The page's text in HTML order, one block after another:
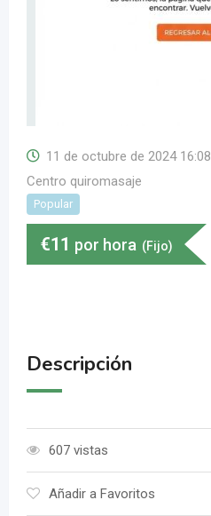
11 de octubre de 2024 16:08
Centro quiromasaje
Popular
€11 por hora (Fijo)
Descripción
607 vistas
Añadir a Favoritos